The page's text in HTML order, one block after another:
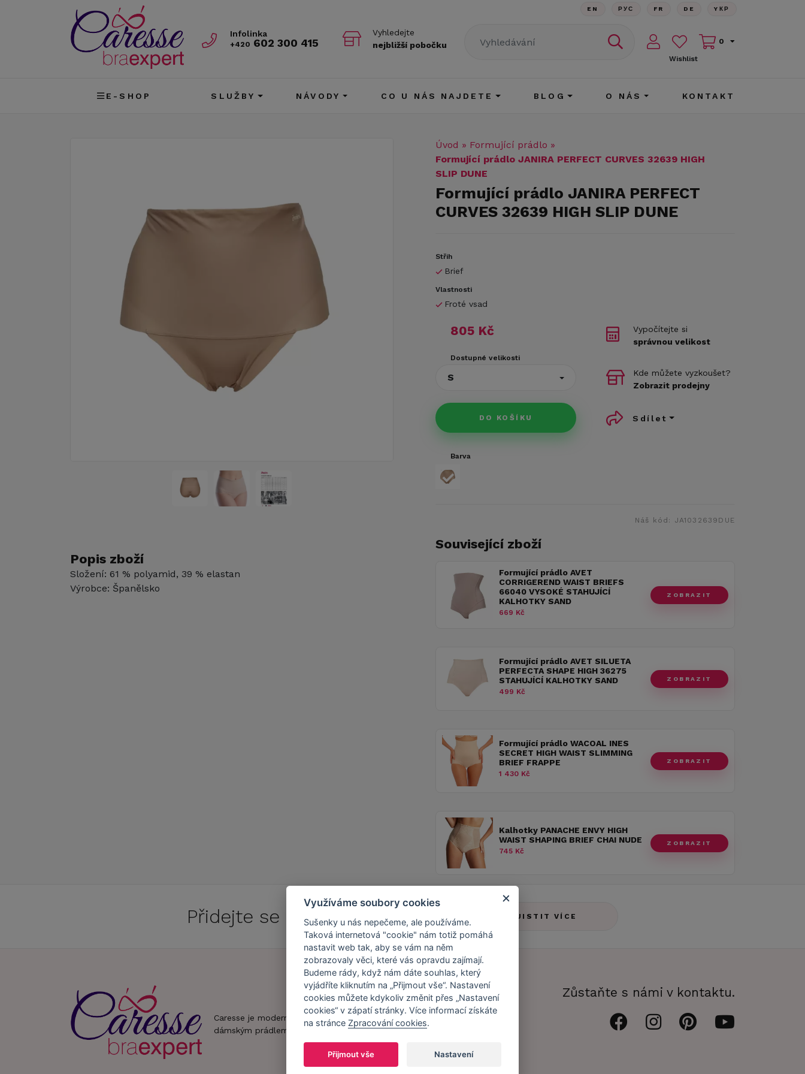
Infolinka
+420 602 300 415
Vyhledejte
nejbližší pobočku
EN РУС FR DE YКР
Wishlist
0
E-SHOP SLUŽBY NÁVODY CO U NÁS NAJDETE BLOG O NÁS KONTAKT
Popis zboží
Složení: 61 % polyamid, 39 % elastan
Výrobce: Španělsko
Úvod » Formující prádlo »
Formující prádlo JANIRA PERFECT CURVES 32639 HIGH
SLIP DUNE
Formující prádlo JANIRA PERFECT
CURVES 32639 HIGH SLIP DUNE
Střih
Brief
Vlastnosti
Froté vsad
805 Kč
Dostupné velikosti
S
DO KOŠÍKU
Vypočítejte si
správnou velikost
Kde můžete vyzkoušet?
Zobrazit prodejny
Sdílet
Barva
Náš kód: JA1032639DUE
Související zboží
Formující prádlo AVET
CORRIGEREND WAIST BRIEFS
66040 VYSOKÉ STAHUJÍCÍ
KALHOTKY SAND
669 Kč
ZOBRAZIT
Formující prádlo AVET SILUETA
PERFECTA SHAPE HIGH 36275
STAHUJÍCÍ KALHOTKY SAND
499 Kč
ZOBRAZIT
Formující prádlo WACOAL INES
SECRET HIGH WAIST SLIMMING
BRIEF FRAPPE
1 430 Kč
ZOBRAZIT
Kalhotky PANACHE ENVY HIGH
WAIST SHAPING BRIEF CHAI NUDE
745 Kč
ZOBRAZIT
Přidejte se doCaresse Clubu! ZJISTIT VÍCE
Caresse je moderní obchod s
dámským prádlem.
Náš příběh
Náš tým
Naši partneři a
Zákaznický účet
Registrace
Zůstaňte s námi v kontaktu.
Využíváme soubory cookies
Sušenky u nás nepečeme, ale používáme.
Taková internetová "cookie" nám totiž pomáhá
nastavit web tak, aby se vám na něm
zobrazovaly věci, které vás opravdu zajímají.
Budeme rády, když nám dáte souhlas, který
vyjádříte kliknutím na „Přijmout vše“. Nastavení
cookies můžete kdykoliv změnit přes „Nastavení
cookies“ v zápatí stránky. Více informací získáte
na stránce Zpracování cookies.
Přijmout vše Nastavení